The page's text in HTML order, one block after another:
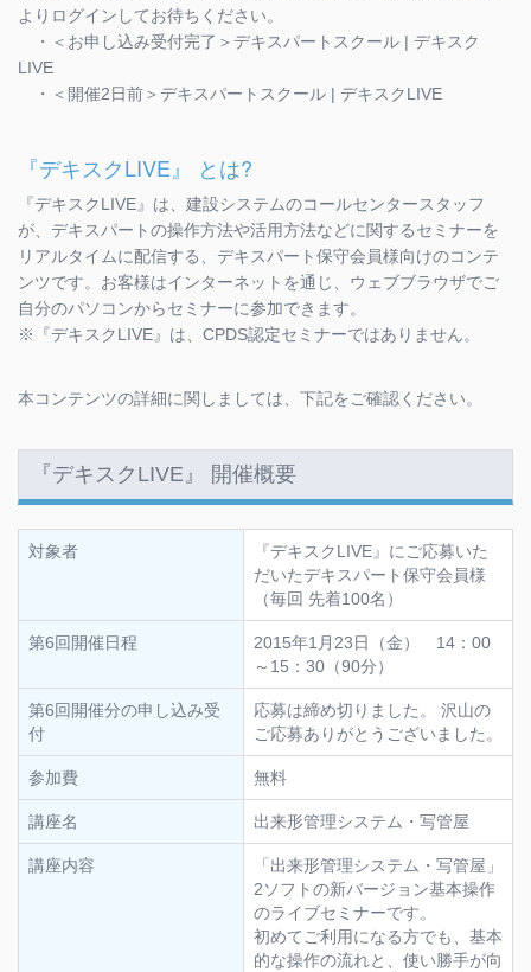
よりログインしてお待ちください。
・＜お申し込み受付完了＞デキスパートスクール | デキスク
LIVE
・＜開催2日前＞デキスパートスクール | デキスクLIVE
『デキスクLIVE』 とは?
『デキスクLIVE』は、建設システムのコールセンタースタッフ
が、デキスパートの操作方法や活用方法などに関するセミナーを
リアルタイムに配信する、デキスパート保守会員様向けのコンテ
ンツです。お客様はインターネットを通じ、ウェブブラウザでご
自分のパソコンからセミナーに参加できます。
※『デキスクLIVE』は、CPDS認定セミナーではありません。
本コンテンツの詳細に関しましては、下記をご確認ください。
『デキスクLIVE』 開催概要
対象者
『デキスクLIVE』にご応募いた
だいたデキスパート保守会員様
（毎回 先着100名）
第6回開催日程
2015年1月23日（金） 14：00
～15：30（90分）
第6回開催分の申し込み受
付
応募は締め切りました。 沢山の
ご応募ありがとうございました。
参加費 無料
講座名 出来形管理システム・写管屋
講座内容
「出来形管理システム・写管屋」
2ソフトの新バージョン基本操作
のライブセミナーです。
初めてご利用になる方でも、基本
的な操作の流れと、使い勝手が向